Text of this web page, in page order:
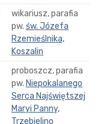
wikariusz, parafia
pw. św. Józefa
Rzemieślnika,
Koszalin
proboszcz, parafia
pw. Niepokalanego
Serca Najświętszej
Maryi Panny,
Trzebielino